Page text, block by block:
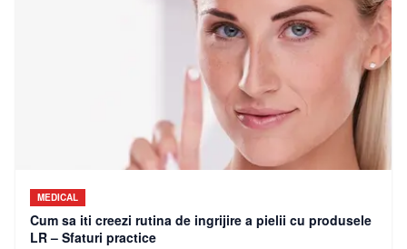
MEDICAL
Cum sa iti creezi rutina de ingrijire a pielii cu produsele
LR – Sfaturi practice